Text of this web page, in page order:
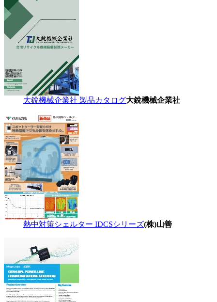
大銳機械企業社 製品カタログ大銳機械企業社
熱中対策シェルター IDCSシリーズ(株)山善